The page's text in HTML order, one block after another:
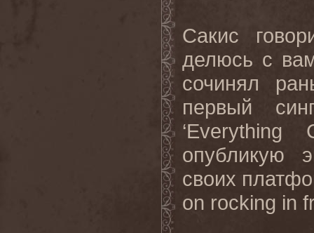
Сакис
делюсь с
сочинял
первый
опубликую
своих
on rocking in